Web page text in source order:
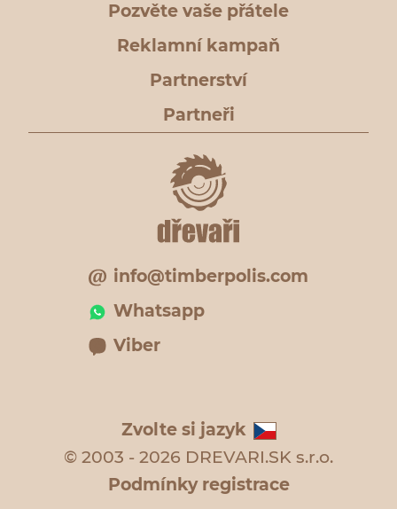
Pozvěte vaše přátele
Reklamní kampaň
Partnerství
Partneři
info@timberpolis.com
Whatsapp
Viber
Zvolte si jazyk
© 2003 - 2026 DREVARI.SK s.r.o.
Podmínky registrace